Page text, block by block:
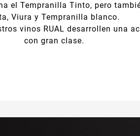
el Tempranilla Tinto, pero
Viura y Tempranilla blanco.
vinos RUAL desarrollen una
con gran clase.